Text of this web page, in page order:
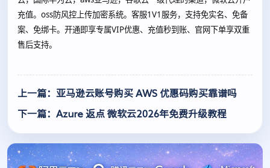
充值。oss防风控上传加密系统。客服1V1服务，支持免实名、免备
案、免绑卡。开通即享专属VIP优惠、充值秒到账、官网下单享双重
售后支持。
上一篇：亚马逊云账号购买 AWS 优惠码购买靠谱吗
下一篇：Azure 返点 微软云2026年免费升级教程